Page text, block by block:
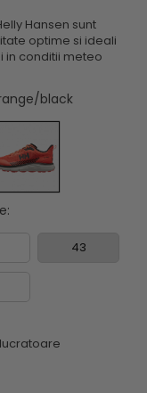
Hansen sunt
optime si ideali
in conditii meteo
black
:
43